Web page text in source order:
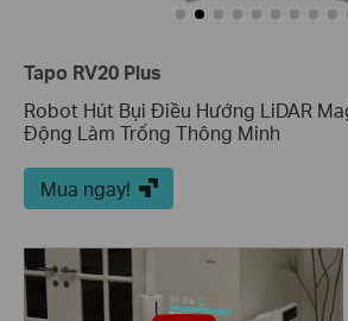
Tapo RV20 Plus
Robot Hút Bụi Điều Hướng LiDAR
Động Làm Trống Thông Minh
Mua ngay!